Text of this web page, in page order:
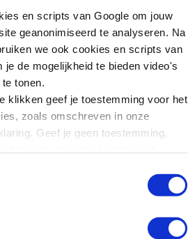
en scripts van Google om jouw
geanonimiseerd te analyseren. Na
we ook cookies en scripts van
je de mogelijkheid te bieden video's
tonen.
klikken geef je toestemming voor het
zoals omschreven in onze
Geef je geen toestemming,
‘We
vanuit minder
naar
wat
leren
kort